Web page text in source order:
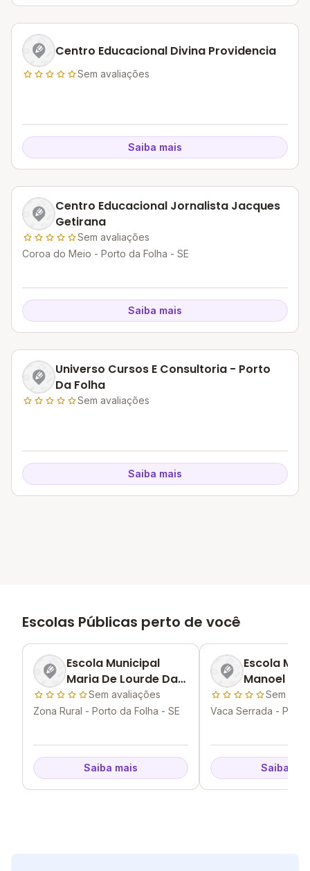
Centro Educacional Divina Providencia
Sem avaliações
Saiba mais
Centro Educacional Jornalista Jacques
Getirana
Sem avaliações
Coroa do Meio - Porto da Folha - SE
Saiba mais
Universo Cursos E Consultoria - Porto
Da Folha
Sem avaliações
Saiba mais
Escolas Públicas perto de você
Escola Municipal
Maria De Lourde Da
SilvaSem avaliações
Zona Rural - Porto da Folha - SE
Saiba mais
Escola
Manoel
Freitas
Sem
Vaca Serrada - Porto
Saiba